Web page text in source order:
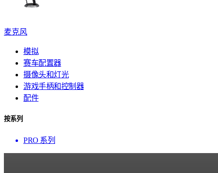
麦克风
模拟
赛车配置器
摄像头和灯光
游戏手柄和控制器
配件
按系列
PRO 系列